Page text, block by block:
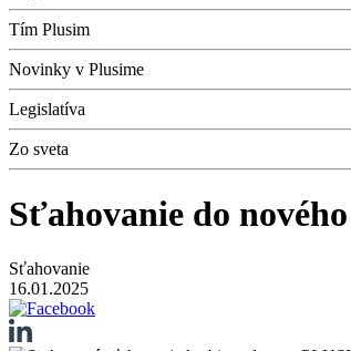
Tím Plusim
Novinky v Plusime
Legislatíva
Zo sveta
Sťahovanie do
Sťahovanie
16.01.2025